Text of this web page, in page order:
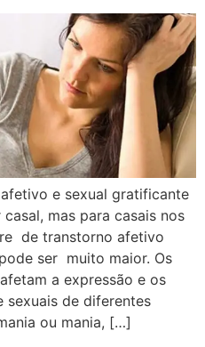
e sexual gratificante
mas para casais nos
de transtorno afetivo
ser muito maior. Os
a expressão e os
de diferentes
ou mania, […]